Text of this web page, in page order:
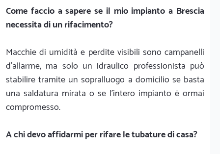
Come faccio a sapere se il mio impianto a Brescia
necessita di un rifacimento?
Macchie di umidità e perdite visibili sono campanelli
d'allarme, ma solo un idraulico professionista può
stabilire tramite un sopralluogo a domicilio se basta
una saldatura mirata o se l'intero impianto è ormai
compromesso.
A chi devo affidarmi per rifare le tubature di casa?